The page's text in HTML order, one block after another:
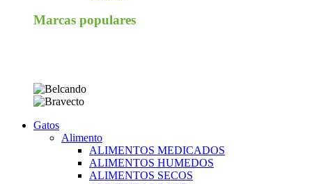
Marcas populares
Gatos
Alimento
ALIMENTOS MEDICADOS
ALIMENTOS HUMEDOS
ALIMENTOS SECOS